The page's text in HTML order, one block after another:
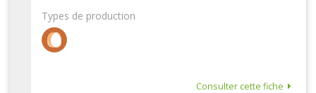
Types de production
Consulter cette fiche